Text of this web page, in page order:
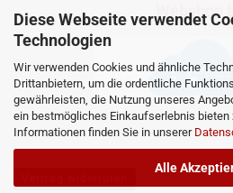
Diese Webseite verwendet
Technologien
Wir verwenden Cookies und ähnliche
Drittanbietern, um die ordentliche
gewährleisten, die Nutzung unseres
ein bestmögliches Einkaufserlebnis bieten
Informationen finden Sie in unserer
Alle
Webshop